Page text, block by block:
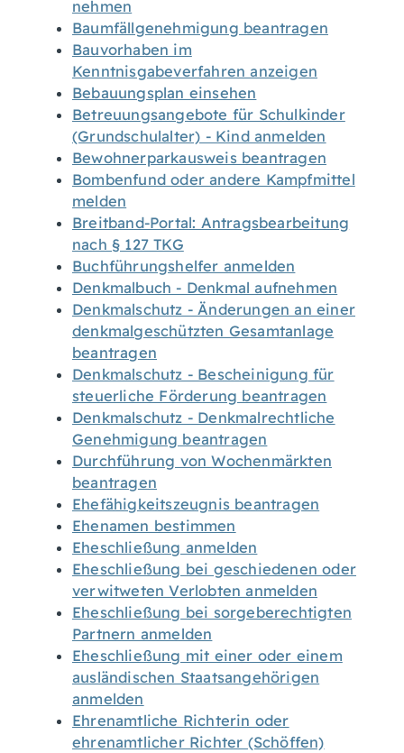
nehmen
Baumfällgenehmigung beantragen
Bauvorhaben im
Kenntnisgabeverfahren anzeigen
Bebauungsplan einsehen
Betreuungsangebote für Schulkinder
(Grundschulalter) - Kind anmelden
Bewohnerparkausweis beantragen
Bombenfund oder andere Kampfmittel
melden
Breitband-Portal: Antragsbearbeitung
nach § 127 TKG
Buchführungshelfer anmelden
Denkmalbuch - Denkmal aufnehmen
Denkmalschutz - Änderungen an einer
denkmalgeschützten Gesamtanlage
beantragen
Denkmalschutz - Bescheinigung für
steuerliche Förderung beantragen
Denkmalschutz - Denkmalrechtliche
Genehmigung beantragen
Durchführung von Wochenmärkten
beantragen
Ehefähigkeitszeugnis beantragen
Ehenamen bestimmen
Eheschließung anmelden
Eheschließung bei geschiedenen oder
verwitweten Verlobten anmelden
Eheschließung bei sorgeberechtigten
Partnern anmelden
Eheschließung mit einer oder einem
ausländischen Staatsangehörigen
anmelden
Ehrenamtliche Richterin oder
ehrenamtlicher Richter (Schöffen)